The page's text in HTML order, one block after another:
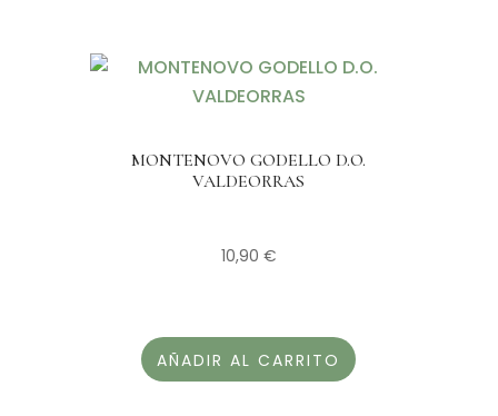
MONTENOVO GODELLO D.O.
VALDEORRAS
10,90 €
AÑADIR AL CARRITO